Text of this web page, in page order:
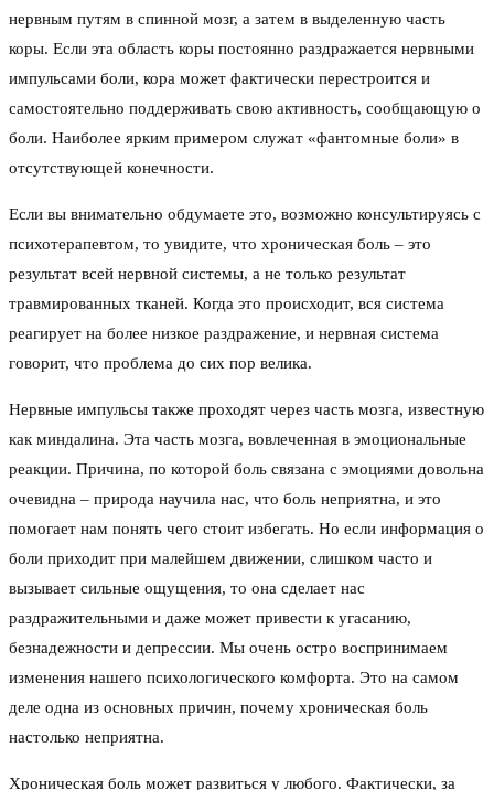
нервным путям в спинной мозг, а затем в выделенную часть
коры. Если эта область коры постоянно раздражается нервными
импульсами боли, кора может фактически перестроится и
самостоятельно поддерживать свою активность, сообщающую о
боли. Наиболее ярким примером служат «фантомные боли» в
отсутствующей конечности.
Если вы внимательно обдумаете это, возможно консультируясь с
психотерапевтом, то увидите, что хроническая боль – это
результат всей нервной системы, а не только результат
травмированных тканей. Когда это происходит, вся система
реагирует на более низкое раздражение, и нервная система
говорит, что проблема до сих пор велика.
Нервные импульсы также проходят через часть мозга, известную
как миндалина. Эта часть мозга, вовлеченная в эмоциональные
реакции. Причина, по которой боль связана с эмоциями довольна
очевидна – природа научила нас, что боль неприятна, и это
помогает нам понять чего стоит избегать. Но если информация о
боли приходит при малейшем движении, слишком часто и
вызывает сильные ощущения, то она сделает нас
раздражительными и даже может привести к угасанию,
безнадежности и депрессии. Мы очень остро воспринимаем
изменения нашего психологического комфорта. Это на самом
деле одна из основных причин, почему хроническая боль
настолько неприятна.
Хроническая боль может развиться у любого. Фактически, за